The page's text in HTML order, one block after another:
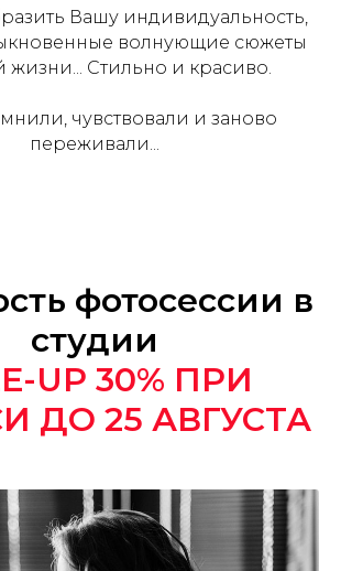
Вашу индивидуальность,
волнующие сюжеты
жизни... Стильно и красиво.
чувствовали и заново
переживали...
фотосессии в
студии
UP 30% ПРИ
ДО 25 АВГУСТА